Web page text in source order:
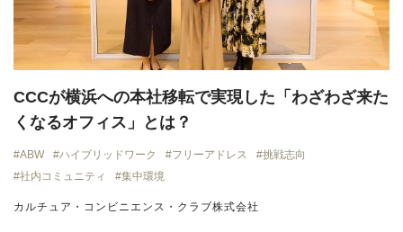
CCCが横浜への本社移転で実現した「わざわざ来た
くなるオフィス」とは？
ABW ハイブリッドワーク フリーアドレス
挑戦志向
社内コミュニティ
集中環境
カルチュア・コンビニエンス・クラブ株式会社